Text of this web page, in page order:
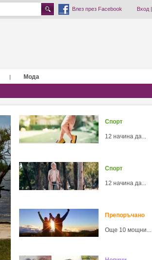
Влез през Facebook Вход|
| Мода
Спорт
12 начина да...
Спорт
12 начина да...
Препоръчано
Още 10 мощни...